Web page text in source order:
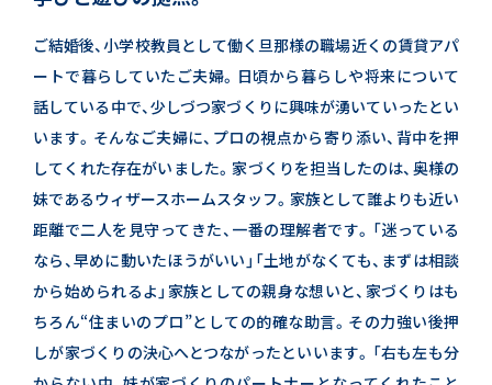
ご結婚後、小学校教員として働く旦那様の職場近くの賃貸アパ
ートで暮らしていたご夫婦。 日頃から暮らしや将来について
話している中で、少しづつ家づくりに興味が湧いていったとい
います。 そんなご夫婦に、プロの視点から寄り添い、背中を押
してくれた存在がいました。 家づくりを担当したのは、奥様の
妹であるウィザースホームスタッフ。 家族として誰よりも近い
距離で二人を見守ってきた、一番の理解者です。 「迷っている
なら、早めに動いたほうがいい」 「土地がなくても、まずは相談
から始められるよ」 家族としての親身な想いと、家づくりはも
ちろん“住まいのプロ”としての的確な助言。 その力強い後押
しが家づくりの決心へとつながったといいます。 「右も左も分